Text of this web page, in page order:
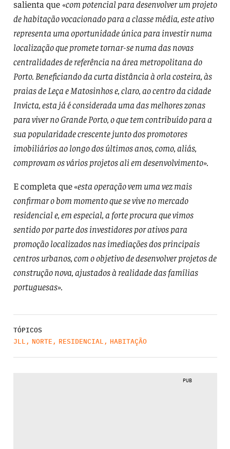
salienta que «com potencial para desenvolver um projeto
de habitação vocacionado para a classe média, este ativo
representa uma oportunidade única para investir numa
localização que promete tornar-se numa das novas
centralidades de referência na área metropolitana do
Porto. Beneficiando da curta distância à orla costeira, às
praias de Leça e Matosinhos e, claro, ao centro da cidade
Invicta, esta já é considerada uma das melhores zonas
para viver no Grande Porto, o que tem contribuído para a
sua popularidade crescente junto dos promotores
imobiliários ao longo dos últimos anos, como, aliás,
comprovam os vários projetos ali em desenvolvimento».
E completa que«esta operação vem uma vez mais
confirmar o bom momento que se vive no mercado
residencial e, em especial, a forte procura que vimos
sentido por parte dos investidores por ativos para
promoção localizados nas imediações dos principais
centros urbanos, com o objetivo de desenvolver projetos de
construção nova, ajustados à realidade das famílias
portuguesas».
TÓPICOS
JLL , NORTE , RESIDENCIAL , HABITAÇÃO
PUB